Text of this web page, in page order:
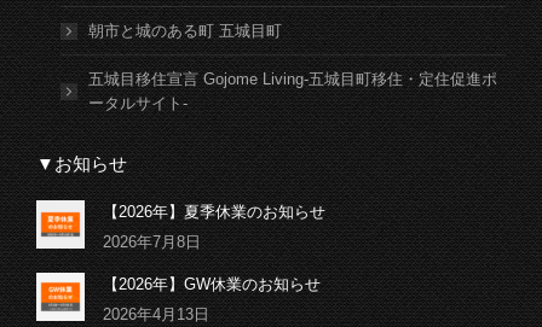
朝市と城のある町 五城目町
五城目移住宣言 Gojome Living-五城目町移住・定住促進ポ
ータルサイト-
▼お知らせ
【2026年】夏季休業のお知らせ
2026年7月8日
【2026年】GW休業のお知らせ
2026年4月13日